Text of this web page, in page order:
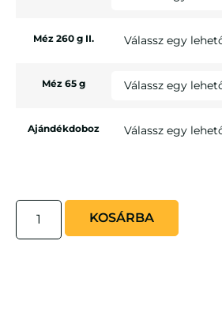
Méz 260 g II.
Méz 65 g
Ajándékdoboz
KOSÁRBA